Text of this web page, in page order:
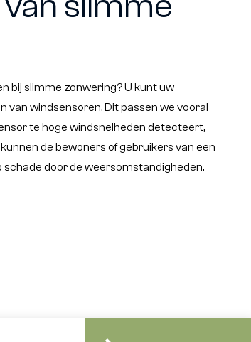
bij slimme zonwering? U kunt uw
windsensoren. Dit passen we vooral
te hoge windsnelheden detecteert,
de bewoners of gebruikers van een
door de weersomstandigheden.